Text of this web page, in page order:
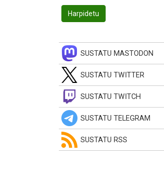
SUSTATU MASTODON
SUSTATU TWITTER
SUSTATU TWITCH
SUSTATU TELEGRAM
SUSTATU RSS